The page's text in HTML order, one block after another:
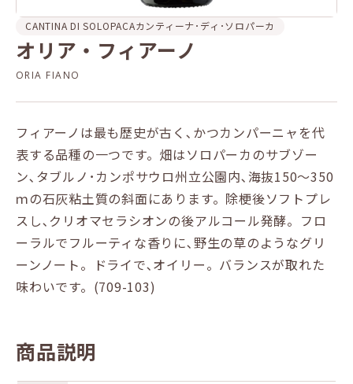
CANTINA DI SOLOPACAカンティーナ･ディ･ソロパーカ
オリア・フィアーノ
ORIA FIANO
フィアーノは最も歴史が古く､かつカンパーニャを代
表する品種の一つです。畑はソロパーカのサブゾー
ン､タブルノ･カンポサウロ州立公園内､海抜150～350
ｍの石灰粘土質の斜面にあります。除梗後ソフトプレ
スし､クリオマセラシオンの後アルコール発酵。フロ
ーラルでフルーティな香りに､野生の草のようなグリ
ーンノート。ドライで､オイリー。バランスが取れた
味わいです。(709-103)
商品説明